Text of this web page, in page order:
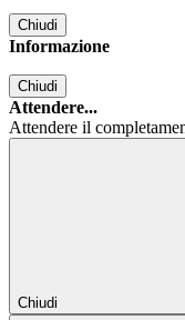
Chiudi
Informazione
Chiudi
Attendere...
Attendere il
Chiudi